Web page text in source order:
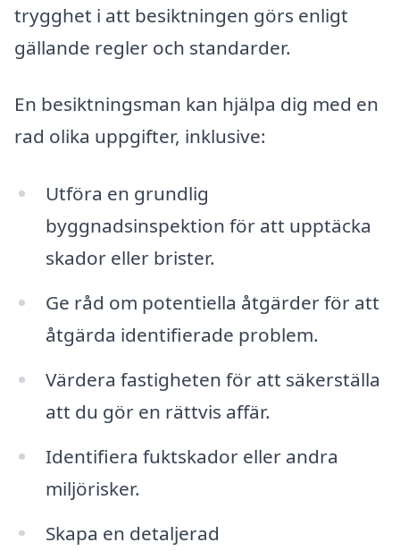
trygghet i att besiktningen görs enligt
gällande regler och standarder.
En besiktningsman kan hjälpa dig med en
rad olika uppgifter, inklusive:
Utföra en grundlig
byggnadsinspektion för att upptäcka
skador eller brister.
Ge råd om potentiella åtgärder för att
åtgärda identifierade problem.
Värdera fastigheten för att säkerställa
att du gör en rättvis affär.
Identifiera fuktskador eller andra
miljörisker.
Skapa en detaljerad